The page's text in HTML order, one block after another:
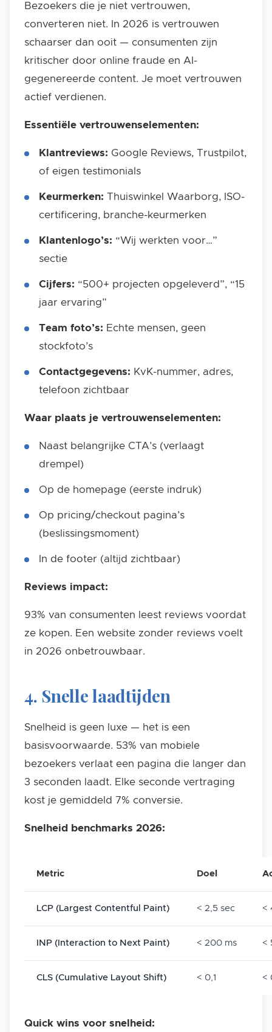
Bezoekers die je niet vertrouwen,
converteren niet. In 2026 is vertrouwen
schaarser dan ooit — consumenten zijn
kritischer door online fraude en AI-
gegenereerde content. Je moet vertrouwen
actief verdienen.
Essentiële vertrouwenselementen:
Klantreviews: Google Reviews, Trustpilot,
of eigen testimonials
Keurmerken: Thuiswinkel Waarborg, ISO-
certificering, branche-keurmerken
Klantenlogo’s: “Wij werkten voor…”
sectie
Cijfers: “500+ projecten opgeleverd”, “15
jaar ervaring”
Team foto’s: Echte mensen, geen
stockfoto’s
Contactgegevens: KvK-nummer, adres,
telefoon zichtbaar
Waar plaats je vertrouwenselementen:
Naast belangrijke CTA’s (verlaagt
drempel)
Op de homepage (eerste indruk)
Op pricing/checkout pagina’s
(beslissingsmoment)
In de footer (altijd zichtbaar)
Reviews impact:
93% van consumenten leest reviews voordat
ze kopen. Een website zonder reviews voelt
in 2026 onbetrouwbaar.
4. Snelle laadtijden
Snelheid is geen luxe — het is een
basisvoorwaarde. 53% van mobiele
bezoekers verlaat een pagina die langer dan
3 seconden laadt. Elke seconde vertraging
kost je gemiddeld 7% conversie.
Snelheid benchmarks 2026:
Metric Doel
LCP (Largest Contentful Paint) < 2,5 sec <
INP (Interaction to Next Paint) < 200 ms <
CLS (Cumulative Layout Shift) < 0,1 <
Quick wins voor snelheid: